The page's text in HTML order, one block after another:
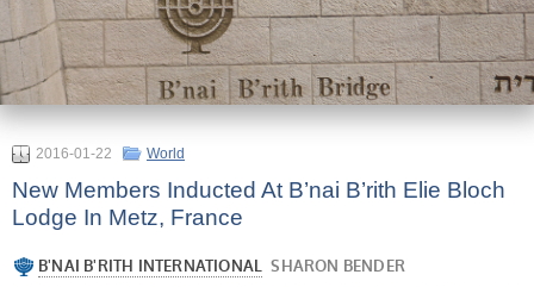
2016-01-22 World
New Members Inducted At B’nai B’rith Elie Bloch
Lodge In Metz, France